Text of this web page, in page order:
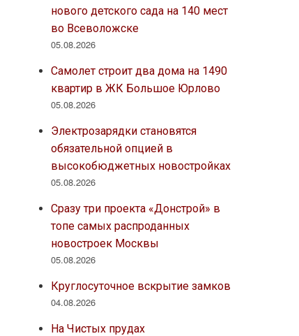
нового детского сада на 140 мест
во Всеволожске
05.08.2026
Самолет строит два дома на 1490
квартир в ЖК Большое Юрлово
05.08.2026
Электрозарядки становятся
обязательной опцией в
высокобюджетных новостройках
05.08.2026
Сразу три проекта «Донстрой» в
топе самых распроданных
новостроек Москвы
05.08.2026
Круглосуточное вскрытие замков
04.08.2026
На Чистых прудах